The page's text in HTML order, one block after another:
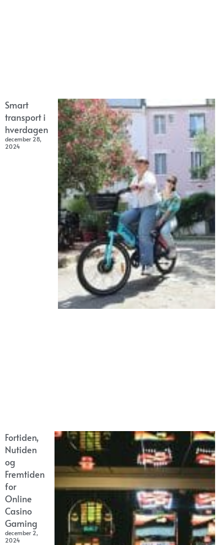
Smart
transport i
hverdagen
december 28,
2024
Fortiden,
Nutiden
og
Fremtiden
for
Online
Casino
Gaming
december 2,
2024